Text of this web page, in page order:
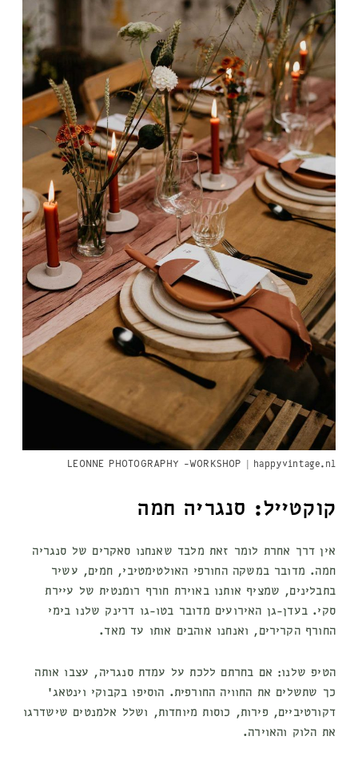
LEONNE PHOTOGRAPHY -WORKSHOP | happyvintage.nl
קוקטייל: סנגריה חמה
אין דרך אחרת לומר זאת מלבד שאנחנו סאקרים של סנגריה
חמה. מדובר במשקה החורפי האולטימטיבי, חמים, עשיר
בתבלינים, שמציף אותנו באוירת חורף רומנטית של עיירת
סקי. בעדן-גן האירועים מדובר בטו-גו דרינק שלנו בימי
החורף הקרירים, ואנחנו אוהבים אותו עד מאד.
הטיפ שלנו: אם בחרתם ללכת על עמדת סנגריה, עצבו אותה
כך שתשלים את החוויה החורפית. הוסיפו בקבוקי וינטאג׳
דקורטיביים, פירות, כוסות מיוחדות, ושלל אלמנטים שישדרגו
את הלוק והאוירה.